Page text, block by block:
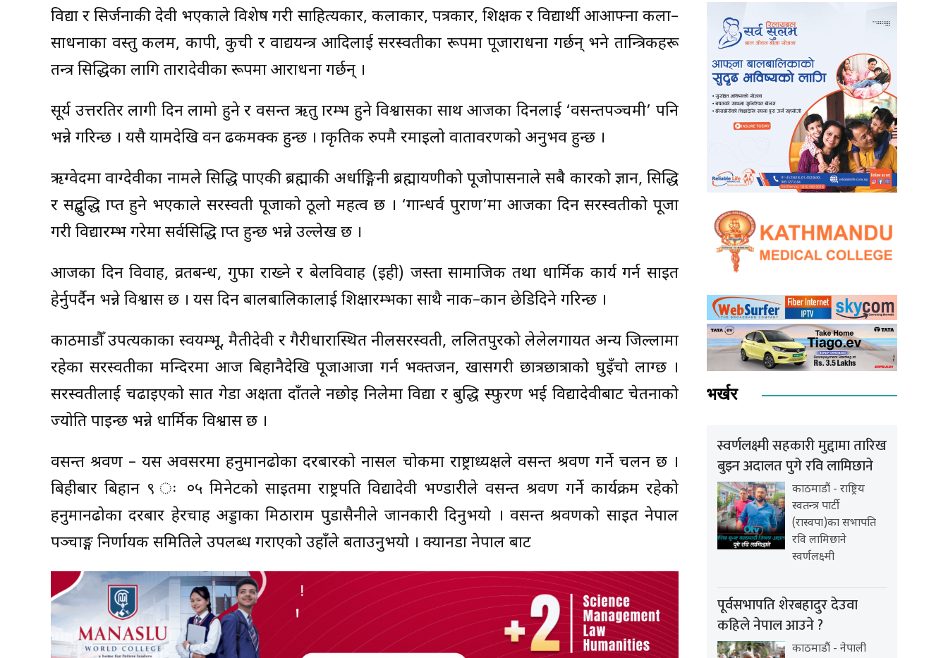
विद्या र सिर्जनाकी देवी भएकाले विशेष गरी साहित्यकार, कलाकार, पत्रकार, शिक्षक र विद्यार्थी आआफ्ना कला–
साधनाका वस्तु कलम, कापी, कुची र वाद्ययन्त्र आदिलाई सरस्वतीका रूपमा पूजाराधना गर्छन् भने तान्त्रिकहरू
तन्त्र सिद्धिका लागि तारादेवीका रूपमा आराधना गर्छन् ।
सूर्य उत्तरतिर लागी दिन लामो हुने र वसन्त ऋतु प्रारम्भ हुने विश्वासका साथ आजका दिनलाई ‘वसन्तपञ्चमी’ पनि
भन्ने गरिन्छ । यसै यामदेखि वन ढकमक्क हुन्छ । प्राकृतिक रुपमै रमाइलो वातावरणको अनुभव हुन्छ ।
ऋग्वेदमा वाग्देवीका नामले प्रसिद्धि पाएकी ब्रह्माकी अर्धाङ्गिनी ब्रह्मायणीको पूजोपासनाले सबै प्रकारको ज्ञान, सिद्धि
र सद्बुद्धि प्राप्त हुने भएकाले सरस्वती पूजाको ठूलो महत्व छ । ‘गान्धर्व पुराण’मा आजका दिन सरस्वतीको पूजा
गरी विद्यारम्भ गरेमा सर्वसिद्धि प्राप्त हुन्छ भन्ने उल्लेख छ ।
आजका दिन विवाह, व्रतबन्ध, गुफा राख्ने र बेलविवाह (इही) जस्ता सामाजिक तथा धार्मिक कार्य गर्न साइत
हेर्नुपर्दैन भन्ने विश्वास छ । यस दिन बालबालिकालाई शिक्षारम्भका साथै नाक–कान छेडिदिने गरिन्छ ।
काठमाडौँ उपत्यकाका स्वयम्भू, मैतीदेवी र गैरीधारास्थित नीलसरस्वती, ललितपुरको लेलेलगायत अन्य जिल्लामा
रहेका सरस्वतीका मन्दिरमा आज बिहानैदेखि पूजाआजा गर्न भक्तजन, खासगरी छात्रछात्राको घुइँचो लाग्छ ।
सरस्वतीलाई चढाइएको सात गेडा अक्षता दाँतले नछोइ निलेमा विद्या र बुद्धि स्फुरण भई विद्यादेवीबाट चेतनाको
ज्योति पाइन्छ भन्ने धार्मिक विश्वास छ ।
वसन्त श्रवण – यस अवसरमा हनुमानढोका दरबारको नासल चोकमा राष्ट्राध्यक्षले वसन्त श्रवण गर्ने चलन छ ।
बिहीबार बिहान ९ ः ०५ मिनेटको साइतमा राष्ट्रपति विद्यादेवी भण्डारीले वसन्त श्रवण गर्ने कार्यक्रम रहेको
हनुमानढोका दरबार हेरचाह अड्डाका मिठाराम पुडासैनीले जानकारी दिनुभयो । वसन्त श्रवणको साइत नेपाल
पञ्चाङ्ग निर्णायक समितिले उपलब्ध गराएको उहाँले बताउनुभयो । क्यानडा नेपाल बाट
भर्खर
स्वर्णलक्ष्मी सहकारी मुद्दामा तारिख
बुझ्न अदालत पुगे रवि लामिछाने
काठमाडौं - राष्ट्रिय
स्वतन्त्र पार्टी
(रास्वपा)का सभापति
रवि लामिछाने
स्वर्णलक्ष्मी
पूर्वसभापति शेरबहादुर देउवा
कहिले नेपाल आउने ?
काठमाडौं - नेपाली